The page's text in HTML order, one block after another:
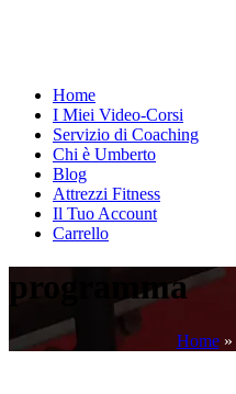
Home
I Miei Video-Corsi
Servizio di Coaching
Chi è Umberto
Blog
Attrezzi Fitness
Il Tuo Account
Carrello
programma
Home»